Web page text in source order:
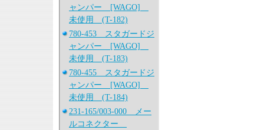
ャンパー [WAGO]
未使用 (T-182)
780-453 スタガードジ
ャンパー [WAGO]
未使用 (T-183)
780-455 スタガードジ
ャンパー [WAGO]
未使用 (T-184)
231-165/003-000 メー
ルコネクター